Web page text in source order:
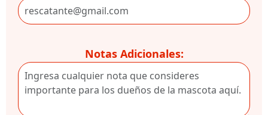
Notas Adicionales: